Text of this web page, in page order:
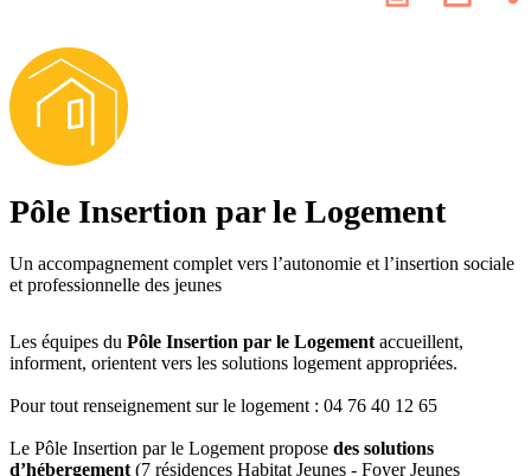
Pôle Habitat Jeunes
Pôle Insertion par le Logement
Un accompagnement complet vers l’autonomie et l’insertion sociale
et professionnelle des jeunes
Les équipes du Pôle Insertion par le Logement accueillent,
informent, orientent vers les solutions logement appropriées.
Pour tout renseignement sur le logement : 04 76 40 12 65
Le Pôle Insertion par le Logement propose des solutions
d’hébergement (7 résidences Habitat Jeunes - Foyer Jeunes